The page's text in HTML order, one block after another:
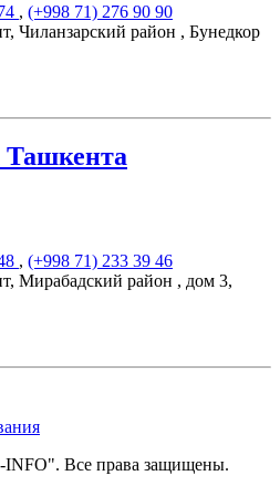
, (+998 71) 276 90 90
Чиланзарский район , Бунедкор
Ташкента
, (+998 71) 233 39 46
Мирабадский район , дом 3,
Все права защищены.